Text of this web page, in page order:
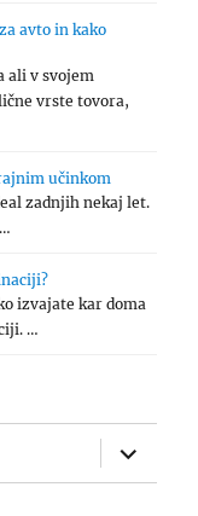
avto in kako
ali v svojem
vrste tovora,
učinkom
zadnjih nekaj let.
izvajate kar doma
…
expand
child
menu